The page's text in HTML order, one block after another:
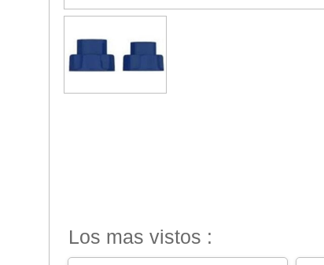
Los mas vistos :